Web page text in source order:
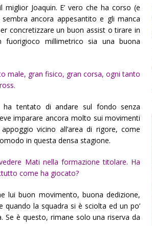
Joaquin. E’ vero che ha corso (e
ancora appesantito e gli manca
concretizzare un buon assist o tirare in
millimetrico sia una buona
male, gran fisico, gran corsa, ogni tanto
ha tentato di andare sul fondo senza
imparare ancora molto sui movimenti
vicino all’area di rigore, come
in questa densa stagione.
Mati nella formazione titolare. Ha
come ha giocato?
lui buon movimento, buona dedizione,
la squadra si è sciolta ed un po’
è questo, rimane solo una riserva da